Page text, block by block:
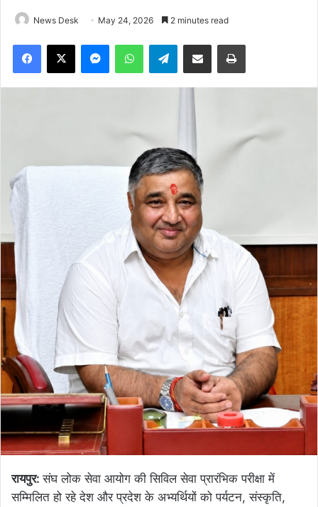
News Desk May 24, 2026 2 minutes read
Facebook
X MessengerWhatsAppTelegramShare via Email Print
रायपुर:संघ लोक सेवा आयोग की सिविल सेवा प्रारंभिक परीक्षा में
सम्मिलित हो रहे देश और प्रदेश के अभ्यर्थियों को पर्यटन, संस्कृति,